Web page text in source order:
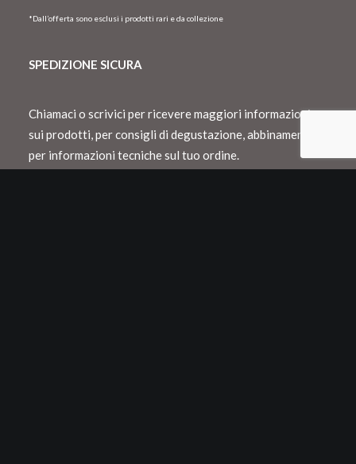
*Dall’offerta sono esclusi i prodotti rari e da collezione
SPEDIZIONE SICURA
Chiamaci o scrivici per ricevere maggiori informazioni
sui prodotti, per consigli di degustazione, abbinamento o
per informazioni tecniche sul tuo ordine.